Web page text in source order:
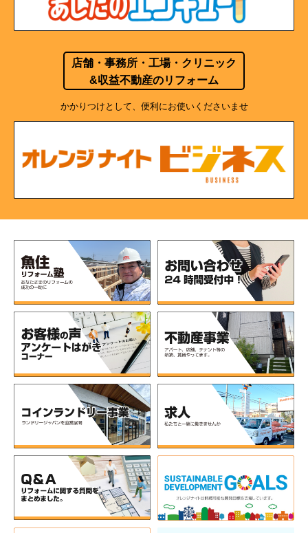
店舗・事務所・工場・クリニック
&収益不動産のリフォーム
かかりつけとして、便利にお使いくださいませ